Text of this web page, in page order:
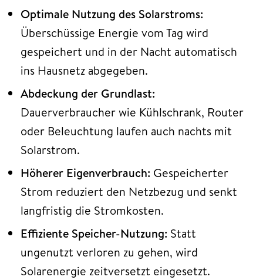
Optimale Nutzung des Solarstroms:
Überschüssige Energie vom Tag wird
gespeichert und in der Nacht automatisch
ins Hausnetz abgegeben.
Abdeckung der Grundlast:
Dauerverbraucher wie Kühlschrank, Router
oder Beleuchtung laufen auch nachts mit
Solarstrom.
Höherer Eigenverbrauch: Gespeicherter
Strom reduziert den Netzbezug und senkt
langfristig die Stromkosten.
Effiziente Speicher-Nutzung: Statt
ungenutzt verloren zu gehen, wird
Solarenergie zeitversetzt eingesetzt.